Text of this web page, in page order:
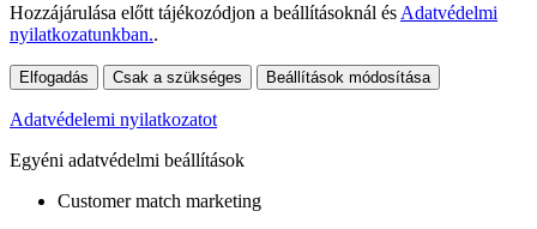
Hozzájárulása előtt tájékozódjon a beállításoknál és Adatvédelmi
nyilatkozatunkban..
Elfogadás Csak a szükséges Beállítások módosítása
Adatvédelemi nyilatkozatot
Egyéni adatvédelmi beállítások
Customer match marketing